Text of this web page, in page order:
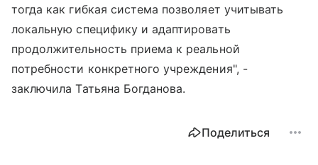
тогда как гибкая система позволяет учитывать
локальную специфику и адаптировать
продолжительность приема к реальной
потребности конкретного учреждения", -
заключила Татьяна Богданова.
Поделиться